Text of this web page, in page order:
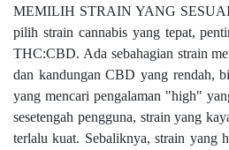
MEMILIH STRAIN YANG
pilih strain cannabis yang tepat,
THC:CBD. Ada sebahagian strain
dan kandungan CBD yang rendah,
yang mencari pengalaman "high"
sesetengah pengguna, strain yang
terlalu kuat. Sebaliknya, strain yang